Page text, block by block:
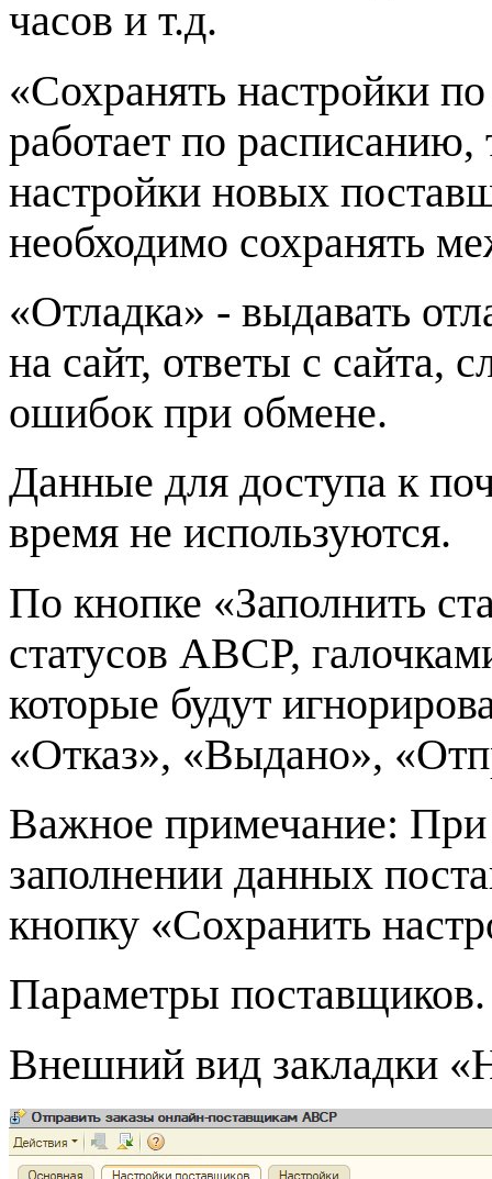
часов и т.д.
«Сохранять настройки
работает по расписанию,
настройки новых
необходимо сохранять
«Отладка» - выдавать
на сайт, ответы с сайта,
ошибок при обмене.
Данные для доступа к
время не используются.
По кнопке «Заполнить
статусов ABCP,
которые будут
«Отказ», «Выдано»,
Важное примечание: При
заполнении данных
кнопку «Сохранить
Параметры поставщиков.
Внешний вид закладки